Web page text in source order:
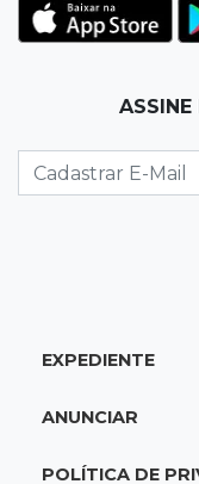
Corinthians
para 7º no
Na Vila
lugar no
18:33Em 2022
adolescente
ASSINE
EXPEDIENTE
ANUNCIAR
POLÍTICA DE